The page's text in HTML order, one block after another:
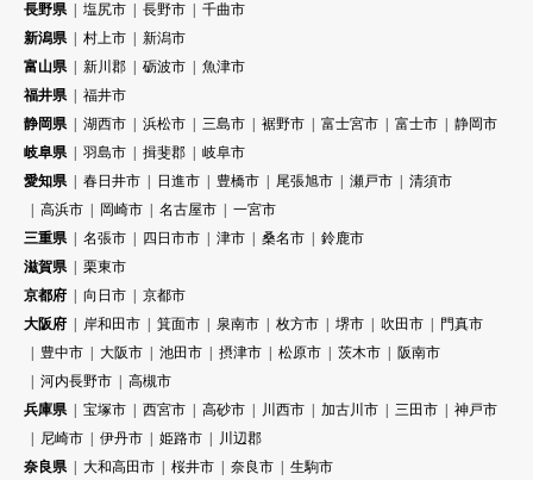
長野県
塩尻市 長野市
千曲市
新潟県
村上市
新潟市
富山県
新川郡 砺波市
魚津市
福井県
福井市
静岡県
湖西市 浜松市 三島市 裾野市 富士宮市 富士市
静岡市
岐阜県
羽島市 揖斐郡
岐阜市
愛知県
春日井市 日進市 豊橋市 尾張旭市 瀬戸市
清須市
高浜市
岡崎市 名古屋市
一宮市
三重県
名張市 四日市市 津市 桑名市
鈴鹿市
滋賀県
栗東市
京都府
向日市
京都市
大阪府
岸和田市 箕面市 泉南市 枚方市 堺市 吹田市
門真市
豊中市
大阪市 池田市 摂津市 松原市 茨木市
阪南市
河内長野市
高槻市
兵庫県
宝塚市 西宮市 高砂市 川西市 加古川市 三田市
神戸市
尼崎市
伊丹市 姫路市
川辺郡
奈良県
大和高田市 桜井市 奈良市
生駒市